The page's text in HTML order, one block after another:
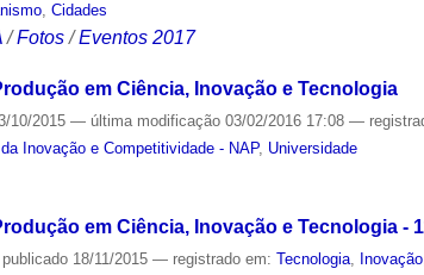
,Cidades
/Fotos /Eventos 2017
em Ciência, Inovação e Tecnologia
10/2015— última modificação 03/02/2016 17:08—
Inovação e Competitividade - NAP, Universidade
em Ciência, Inovação e Tecnologia -
publicado 18/11/2015— registrado em:Tecnologia Inovação